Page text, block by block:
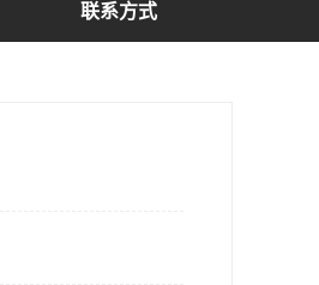
联系方式